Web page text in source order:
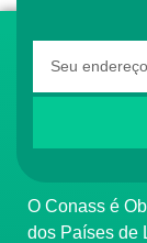
O Conass é Observador Consultivo da Comunidade
dos Países de